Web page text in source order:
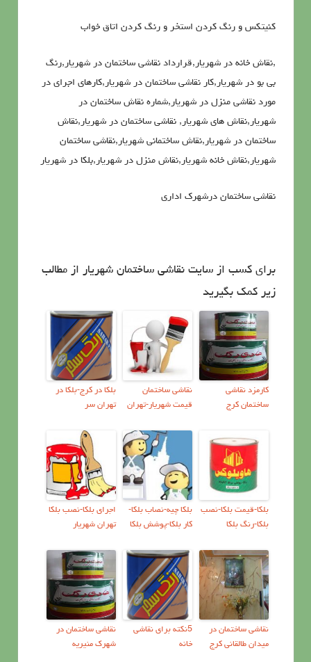
کنیتکس و رنگ کردن استخر و رنگ کردن اتاق خواب
,نقاش خانه در شهریار,قرارداد نقاشی ساختمان در شهریار,رنگ
بی بو در شهریار,کار نقاشی ساختمان در شهریار,کارهای اجرای در
مورد نقاشی منزل در شهریار,شماره نقاش ساختمان در
شهریار,نقاش های شهریار, نقاشی ساختمان در شهریار,نقاش
ساختمان در شهریار,نقاش ساختمانی شهریار,نقاشی ساختمان
شهریار,نقاش خانه شهریار,نقاش منزل در شهریار,بلکا در شهریار
نقاشی ساختمان درشهرک اداری
برای کسب از سایت نقاشی ساختمان شهریار از مطالب
زیر کمک بگیرید
کارمزد نقاشی
ساختمان کرج
نقاشی ساختمان
قیمت شهریار-تهران
بلکا در کرج-بلکا در
تهران سر
بلکا-قیمت بلکا-نصب
بلکا-رنگ بلکا
بلکا چیه-نصاب بلکا-
کار بلکا-پوشش بلکا
اجرای بلکا-نصب بلکا
تهران شهریار
نقاشی ساختمان در
میدان طالقانی کرج
5نکته برای نقاشی
خانه
نقاشی ساختمان در
شهرک منیریه